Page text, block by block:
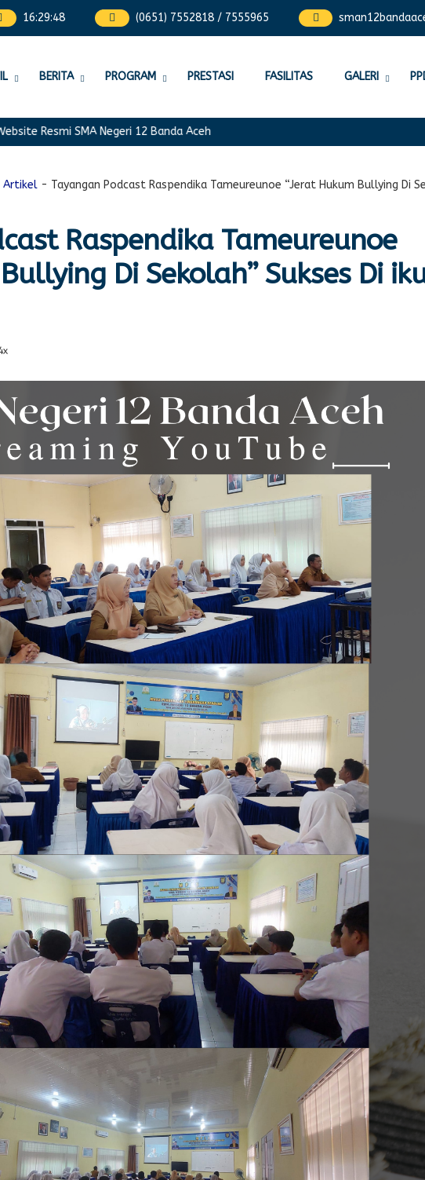
16:29:49 (0651) 7552818 / 7555965
BERITA PROGRAM PRESTASI FASILITAS GALERI
Resmi SMA Negeri 12 Banda Aceh
Artikel- Tayangan Podcast Raspendika Tameureunoe “Jerat Hukum Bullying Di
Raspendika Tameureunoe
Di Sekolah” Sukses Di